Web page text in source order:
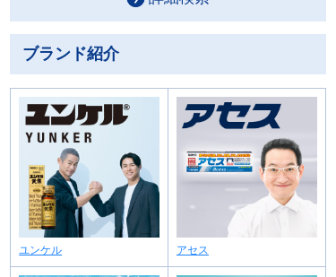
ブランド紹介
ユンケル アセス